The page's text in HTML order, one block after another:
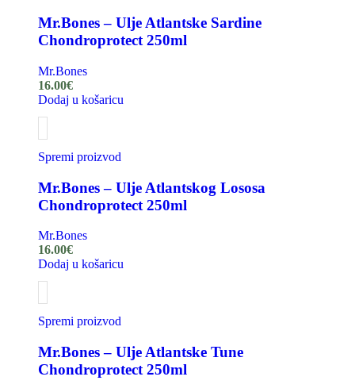
Mr.Bones – Ulje Atlantske Sardine
Chondroprotect 250ml
Mr.Bones
16.00€
Dodaj u košaricu
Spremi proizvod
Mr.Bones – Ulje Atlantskog Lososa
Chondroprotect 250ml
Mr.Bones
16.00€
Dodaj u košaricu
Spremi proizvod
Mr.Bones – Ulje Atlantske Tune
Chondroprotect 250ml